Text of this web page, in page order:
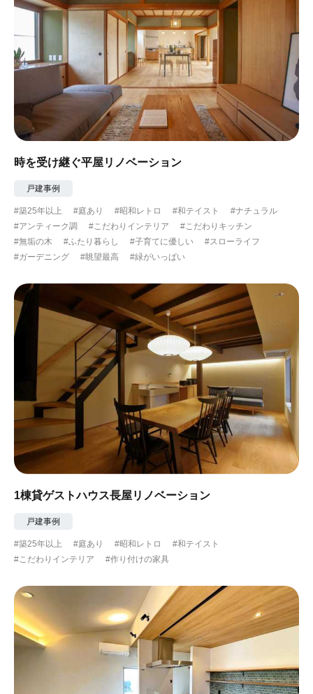
時を受け継ぐ平屋リノベーション
戸建事例
#築25年以上 #庭あり #昭和レトロ #和テイスト
#ナチュラル
#アンティーク調
#こだわりインテリア
#こだわりキッチン
#無垢の木
#ふたり暮らし #子育てに優しい
#スローライフ
#ガーデニング
#眺望最高 #緑がいっぱい
1棟貸ゲストハウス長屋リノベーション
戸建事例
#築25年以上 #庭あり #昭和レトロ
#和テイスト
#こだわりインテリア
#作り付けの家具